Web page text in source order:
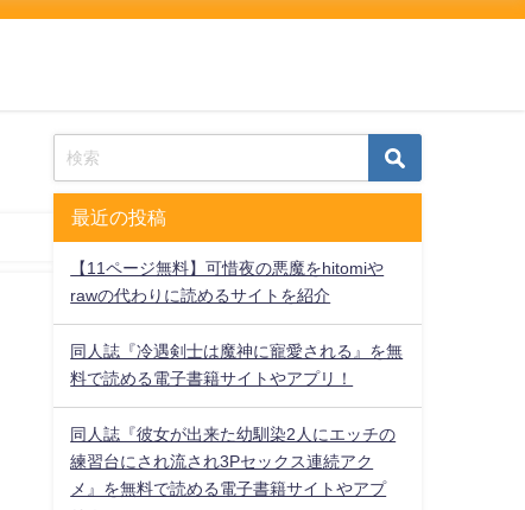
最近の投稿
【11ページ無料】可惜夜の悪魔をhitomiや
rawの代わりに読めるサイトを紹介
同人誌『冷遇剣士は魔神に寵愛される』を無
料で読める電子書籍サイトやアプリ！
同人誌『彼女が出来た幼馴染2人にエッチの
練習台にされ流され3Pセックス連続アク
メ』を無料で読める電子書籍サイトやアプ